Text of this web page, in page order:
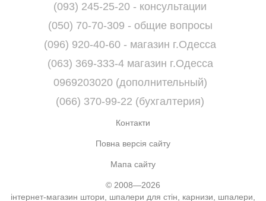
(093) 245-25-20 - консультации
(050) 70-70-309 - общие вопросы
(096) 920-40-60 - магазин г.Одесса
(063) 369-333-4 магазин г.Одесса
0969203020 (дополнительный)
(066) 370-99-22 (бухгалтерия)
Контакти
Повна версія сайту
Мапа сайту
© 2008—2026
інтернет-магазин штори, шпалери для стін, карнизи, шпалери,